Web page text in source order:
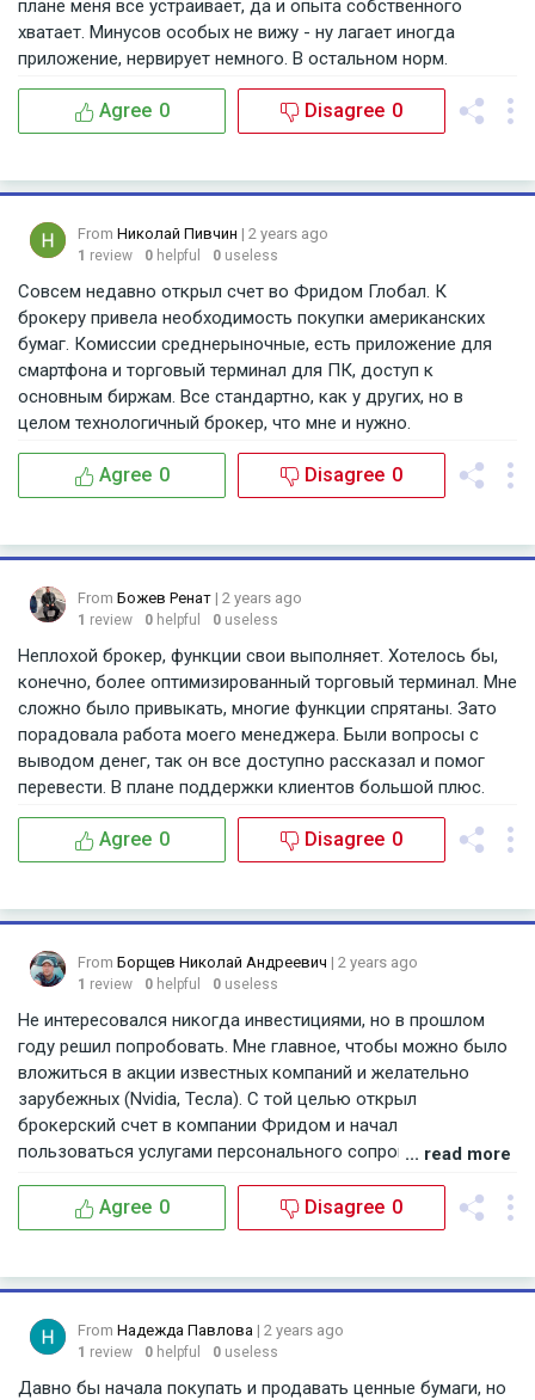
плане меня все устраивает, да и опыта собственного
хватает. Минусов особых не вижу - ну лагает иногда
приложение, нервирует немного. В остальном норм.
Agree 0 Disagree 0
From Николай Пивчин | 2 years ago
1 review 0 helpful 0 useless
Совсем недавно открыл счет во Фридом Глобал. К
брокеру привела необходимость покупки американских
бумаг. Комиссии среднерыночные, есть приложение для
смартфона и торговый терминал для ПК, доступ к
основным биржам. Все стандартно, как у других, но в
целом технологичный брокер, что мне и нужно.
Agree 0 Disagree 0
From Божев Ренат | 2 years ago
1 review 0 helpful 0 useless
Неплохой брокер, функции свои выполняет. Хотелось бы,
конечно, более оптимизированный торговый терминал. Мне
сложно было привыкать, многие функции спрятаны. Зато
порадовала работа моего менеджера. Были вопросы с
выводом денег, так он все доступно рассказал и помог
перевести. В плане поддержки клиентов большой плюс.
Agree 0 Disagree 0
From Борщев Николай Андреевич | 2 years ago
1 review 0 helpful 0 useless
Не интересовался никогда инвестициями, но в прошлом
году решил попробовать. Мне главное, чтобы можно было
вложиться в акции известных компаний и желательно
зарубежных (Nvidia, Тесла). С той целью открыл
брокерский счет в компании Фридом и начал
пользоваться услугами персонального сопровождения.
получать прибыль. Пока все устраивает. Есть некоторые
недочеты, на мой взгляд, но компания надежная и
... read more
Agree 0 Disagree 0
From Надежда Павлова | 2 years ago
1 review 0 helpful 0 useless
Давно бы начала покупать и продавать ценные бумаги, но